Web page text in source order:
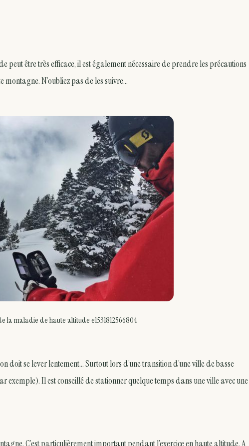
être très efficace, il est également nécessaire de prendre les précautions
N’oubliez pas de les suivre…
la maladie de haute altitude e1531812566804
doit se lever lentement… Surtout lors d’une transition d’une ville de basse
Il est conseillé de stationner quelque temps dans une ville avec une